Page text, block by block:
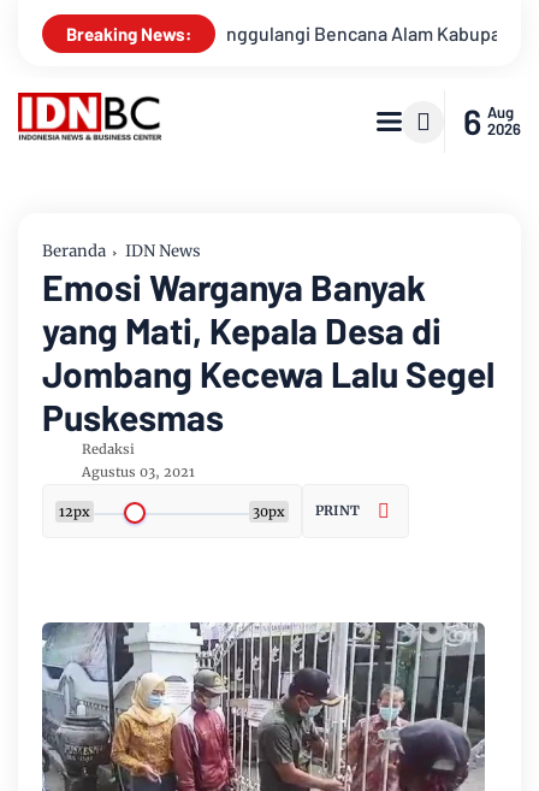
Breaking News:
Menanggulangi Bencana Alam Kabupaten Bengkalis
6 Aug
2026
Beranda IDN News
Emosi Warganya Banyak
yang Mati, Kepala Desa di
Jombang Kecewa Lalu Segel
Puskesmas
Redaksi
Agustus 03, 2021
12px 30px PRINT